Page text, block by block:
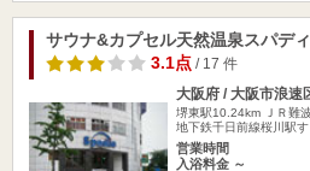
サウナ&カプセル天然温泉スパデ
3.1点/ 17 件
大阪府 / 大阪市浪速
堺東駅10.24km
ＪＲ難
地下鉄千日前線桜川駅す
営業時間
入浴料金 ～